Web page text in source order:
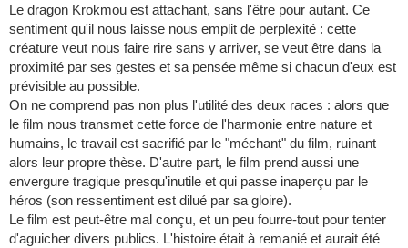
Le dragon Krokmou est attachant, sans l'être pour autant. Ce
sentiment qu'il nous laisse nous emplit de perplexité : cette
créature veut nous faire rire sans y arriver, se veut être dans la
proximité par ses gestes et sa pensée même si chacun d'eux est
prévisible au possible.
On ne comprend pas non plus l'utilité des deux races : alors que
le film nous transmet cette force de l'harmonie entre nature et
humains, le travail est sacrifié par le "méchant" du film, ruinant
alors leur propre thèse. D'autre part, le film prend aussi une
envergure tragique presqu'inutile et qui passe inaperçu par le
héros (son ressentiment est dilué par sa gloire).
Le film est peut-être mal conçu, et un peu fourre-tout pour tenter
d'aguicher divers publics. L'histoire était à remanié et aurait été